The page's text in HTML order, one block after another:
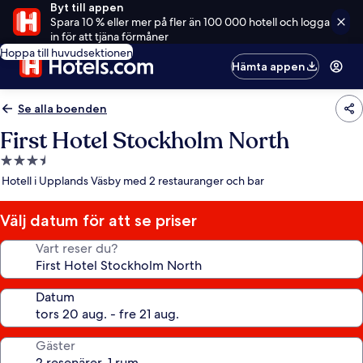
Byt till appen
Spara 10 % eller mer på fler än 100 000 hotell och logga
in för att tjäna förmåner
Hoppa till huvudsektionen
Hämta appen
Se alla boenden
First Hotel Stockholm North
3.5-
stjärnigt
Hotell i Upplands Väsby med 2 restauranger och bar
Välj datum för att se priser
Vart reser du?
Datum
Gäster